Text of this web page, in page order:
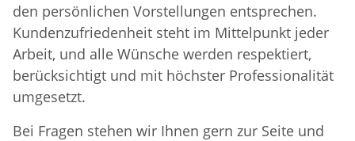
den persönlichen Vorstellungen entsprechen.
Kundenzufriedenheit steht im Mittelpunkt jeder
Arbeit, und alle Wünsche werden respektiert,
berücksichtigt und mit höchster Professionalität
umgesetzt.
Bei Fragen stehen wir Ihnen gern zur Seite und